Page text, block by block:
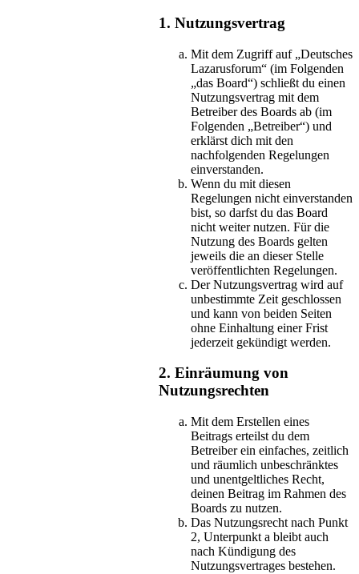
1. Nutzungsvertrag
Mit dem Zugriff auf „Deutsches
Lazarusforum“ (im Folgenden
„das Board“) schließt du einen
Nutzungsvertrag mit dem
Betreiber des Boards ab (im
Folgenden „Betreiber“) und
erklärst dich mit den
nachfolgenden Regelungen
einverstanden.
Wenn du mit diesen
Regelungen nicht einverstanden
bist, so darfst du das Board
nicht weiter nutzen. Für die
Nutzung des Boards gelten
jeweils die an dieser Stelle
veröffentlichten Regelungen.
Der Nutzungsvertrag wird auf
unbestimmte Zeit geschlossen
und kann von beiden Seiten
ohne Einhaltung einer Frist
jederzeit gekündigt werden.
2. Einräumung von
Nutzungsrechten
Mit dem Erstellen eines
Beitrags erteilst du dem
Betreiber ein einfaches, zeitlich
und räumlich unbeschränktes
und unentgeltliches Recht,
deinen Beitrag im Rahmen des
Boards zu nutzen.
Das Nutzungsrecht nach Punkt
2, Unterpunkt a bleibt auch
nach Kündigung des
Nutzungsvertrages bestehen.